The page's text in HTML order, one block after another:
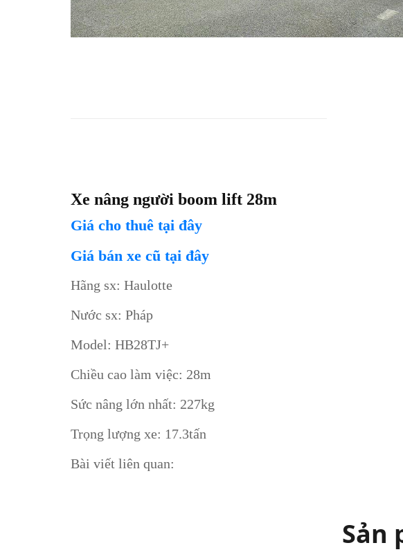
Xe nâng người boom lift 28m
Giá cho thuê tại đây
Giá bán xe cũ tại đây
Hãng sx: Haulotte
Nước sx: Pháp
Model: HB28TJ+
Chiều cao làm việc: 28m
Sức nâng lớn nhất: 227kg
Trọng lượng xe: 17.3tấn
Bài viết liên quan:
Sản